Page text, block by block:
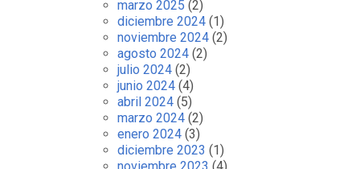
marzo 2025 (2)
diciembre 2024 (1)
noviembre 2024 (2)
agosto 2024 (2)
julio 2024 (2)
junio 2024 (4)
abril 2024 (5)
marzo 2024 (2)
enero 2024 (3)
diciembre 2023 (1)
noviembre 2023 (4)